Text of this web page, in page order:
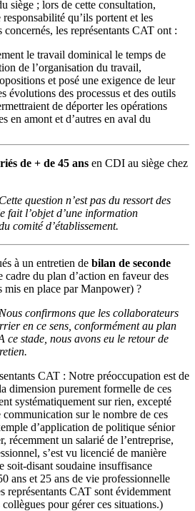
siège ; lors de cette consultation,
qu’ils portent et les
concernés, les représentants CAT ont :
le travail dominical le temps de
de l’organisation du travail,
et posé une exigence de leur
évolutions des processus et des outils
de déporter les opérations
en amont et d’autres en aval du
de + de 45 ans en CDI au siège chez
question n’est pas du ressort des
fait l’objet d’une information
comité d’établissement.
à un entretien de bilan de seconde
cadre du plan d’action en faveur des
mis en place par Manpower) ?
confirmons que les collaborateurs
en ce sens, conformément au plan
ce stade, nous avons eu le retour de
CAT : Notre préoccupation est de
dimension purement formelle de ces
systématiquement sur rien, excepté
sur le nombre de ces
d’application de politique sénior
récemment un salarié de l’entreprise,
s’est vu licencié de manière
soit-disant soudaine insuffisance
ans et 25 ans de vie professionnelle
représentants CAT sont évidemment
pour gérer ces situations.)